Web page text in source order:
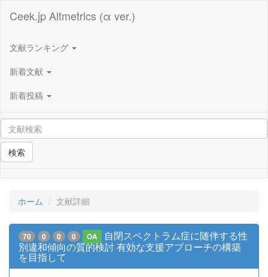
Ceek.jp Altmetrics (α ver.)
文献ランキング
新着文献
新着投稿
検索
ホーム 文献詳細
70 0 0 0 OA
自閉スペクトラム症に随伴する性
別違和傾向の質的検討 有効な支援アプローチの構築
を目指して